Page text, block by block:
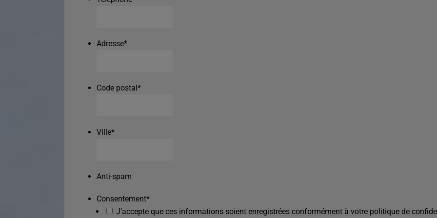
Adresse*
Code postal*
Ville*
Anti-spam
Consentement*
J’accepte que ces informations soient enregistrées conformément à votre politique de